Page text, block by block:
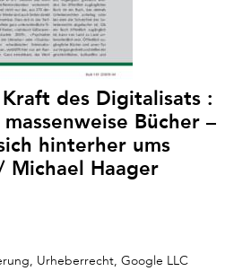
des Digitalisats :
Bücher –
hinterher ums
Haager
Urheberrecht, Google LLC